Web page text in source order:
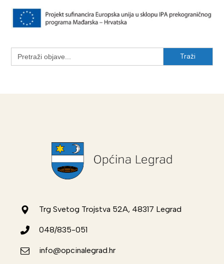
Search
for:
Trg Svetog Trojstva 52A, 48317 Legrad
048/835-051
info@opcinalegrad.hr